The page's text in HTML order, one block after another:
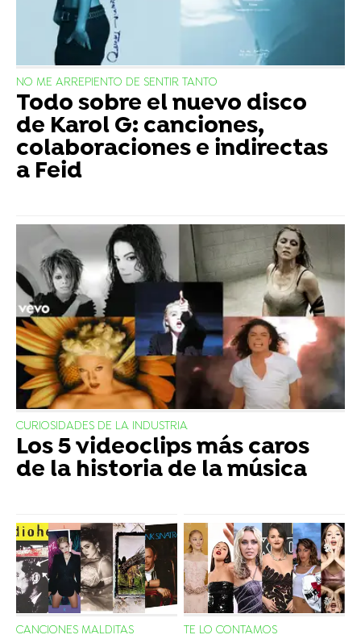
NO ME ARREPIENTO DE SENTIR TANTO
Todo sobre el nuevo disco
de Karol G: canciones,
colaboraciones e indirectas
a Feid
CURIOSIDADES DE LA INDUSTRIA
Los 5 videoclips más caros
de la historia de la música
CANCIONES MALDITAS
TE LO CONTAMOS